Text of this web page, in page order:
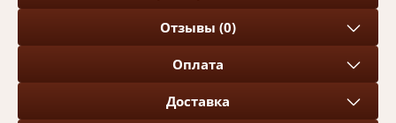
Отзывы (0)
Оплата
Доставка